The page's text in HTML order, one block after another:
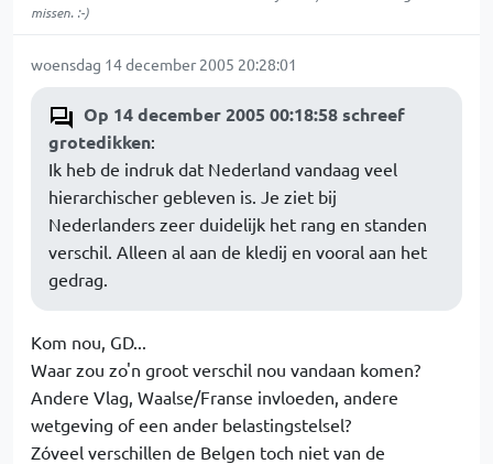
missen. :-)
woensdag 14 december 2005 20:28:01
Op 14 december 2005 00:18:58 schreef
grotedikken:
Ik heb de indruk dat Nederland vandaag veel
hierarchischer gebleven is. Je ziet bij
Nederlanders zeer duidelijk het rang en standen
verschil. Alleen al aan de kledij en vooral aan het
gedrag.
Kom nou, GD...
Waar zou zo'n groot verschil nou vandaan komen?
Andere Vlag, Waalse/Franse invloeden, andere
wetgeving of een ander belastingstelsel?
Zóveel verschillen de Belgen toch niet van de